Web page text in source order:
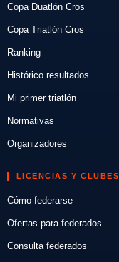
Copa Duatlón Cros
Copa Triatlón Cros
Ranking
Histórico resultados
Mi primer triatlón
Normativas
Organizadores
LICENCIAS Y CLUBES
Cómo federarse
Ofertas para federados
Consulta federados